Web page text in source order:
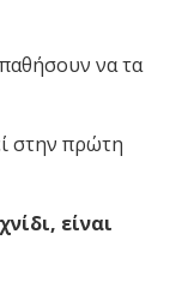
να τα
στην πρώτη
είναι